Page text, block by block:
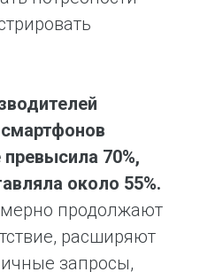
70%,
около 55%.
продолжают
расширяют
запросы,